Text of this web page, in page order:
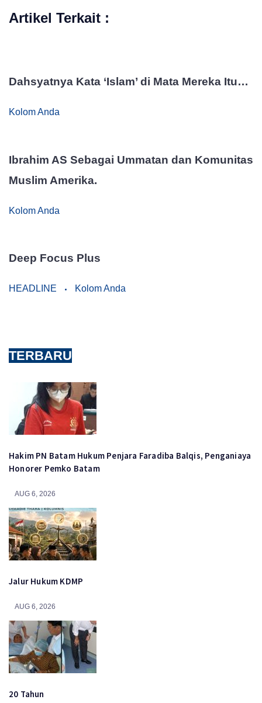
Artikel Terkait :
Dahsyatnya Kata ‘Islam’ di Mata Mereka Itu…
Kolom Anda
Ibrahim AS Sebagai Ummatan dan Komunitas
Muslim Amerika.
Kolom Anda
Deep Focus Plus
HEADLINE Kolom Anda
TERBARU
Hakim PN Batam Hukum Penjara Faradiba Balqis, Penganiaya
Honorer Pemko Batam
AUG 6, 2026
Jalur Hukum KDMP
AUG 6, 2026
20 Tahun